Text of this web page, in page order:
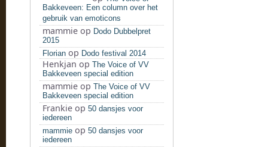
Bakkeveen: Een column over het
gebruik van emoticons
mammie op Dodo Dubbelpret
2015
Florian op Dodo festival 2014
Henkjan op The Voice of VV
Bakkeveen special edition
mammie op The Voice of VV
Bakkeveen special edition
Frankie op 50 dansjes voor
iedereen
mammie op 50 dansjes voor
iedereen